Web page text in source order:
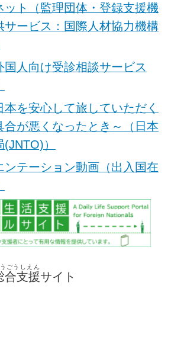
ット（監理団体・登録支援機
サービス：国際人材協力機構
国人向け受診相談サービス
本を安心して旅していただく
合が悪くなったとき～（日本
）
ンテーション動画（出入国在
合支援
ごうしえん
サイト